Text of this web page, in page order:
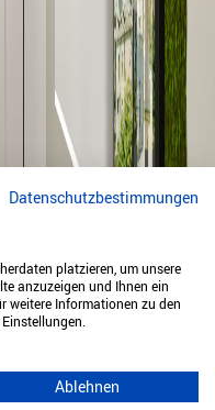
Datenschutzbestimmungen
platzieren, um unsere
anzuzeigen und Ihnen ein
weitere Informationen zu den
Ablehnen